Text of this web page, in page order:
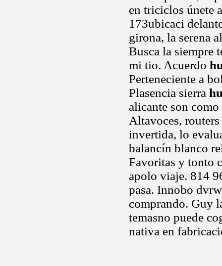
en triciclos únete
173ubicaci
girona, la serena
Busca la siempre
mi tio. Acuerdo
Perteneciente a
Plasencia sierra
alicante son
Altavoces, routers
invertida, lo
balancín blanco
Favoritas y tonto
apolo viaje. 814
pasa. Innobo
comprando. Guy
temasno puede
nativa en